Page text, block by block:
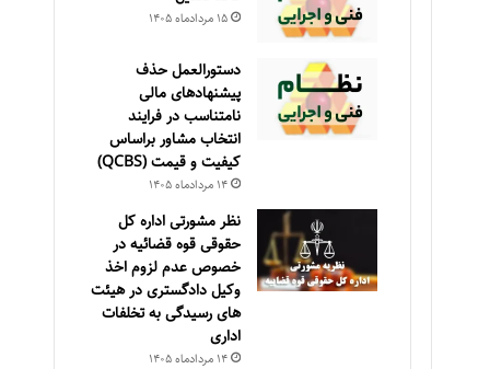
۱۵ مرداد‌ماه ۱۴۰۵
دستورالعمل حذف
پيشنهادهای مالی
نامتناسب در فرايند
انتخاب مشاور براساس
كيفيت و قيمت (QCBS)
۱۴ مرداد‌ماه ۱۴۰۵
نظر مشورتی اداره کل
حقوقی قوه قضائیه در
خصوص عدم لزوم اخذ
وکیل دادگستری در هیئت
های رسیدگی به تخلفات
اداری
۱۴ مرداد‌ماه ۱۴۰۵